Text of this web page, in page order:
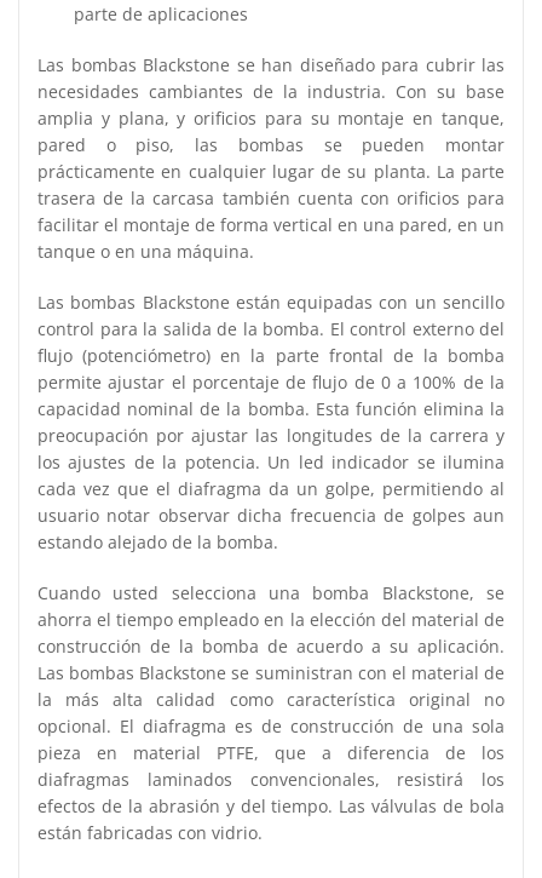
parte de aplicaciones
Las bombas Blackstone se han diseñado para cubrir las
necesidades cambiantes de la industria. Con su base
amplia y plana, y orificios para su montaje en tanque,
pared o piso, las bombas se pueden montar
prácticamente en cualquier lugar de su planta. La parte
trasera de la carcasa también cuenta con orificios para
facilitar el montaje de forma vertical en una pared, en un
tanque o en una máquina.
Las bombas Blackstone están equipadas con un sencillo
control para la salida de la bomba. El control externo del
flujo (potenciómetro) en la parte frontal de la bomba
permite ajustar el porcentaje de flujo de 0 a 100% de la
capacidad nominal de la bomba. Esta función elimina la
preocupación por ajustar las longitudes de la carrera y
los ajustes de la potencia. Un led indicador se ilumina
cada vez que el diafragma da un golpe, permitiendo al
usuario notar observar dicha frecuencia de golpes aun
estando alejado de la bomba.
Cuando usted selecciona una bomba Blackstone, se
ahorra el tiempo empleado en la elección del material de
construcción de la bomba de acuerdo a su aplicación.
Las bombas Blackstone se suministran con el material de
la más alta calidad como característica original no
opcional. El diafragma es de construcción de una sola
pieza en material PTFE, que a diferencia de los
diafragmas laminados convencionales, resistirá los
efectos de la abrasión y del tiempo. Las válvulas de bola
están fabricadas con vidrio.